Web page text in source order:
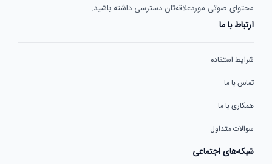
محتوای صوتی موردعلاقه‌تان دسترسی داشته باشید.
ارتباط با ما
شرایط استفاده
تماس با ما
همکاری با ما
سوالات متداول
شبکه‌های اجتماعی